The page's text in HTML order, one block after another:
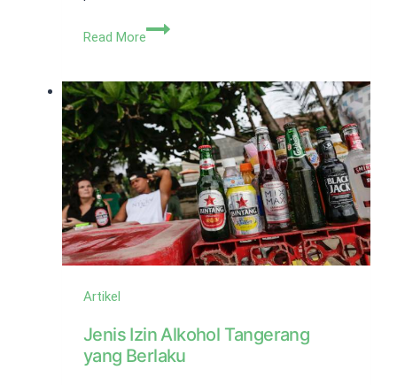
Read More
Jenis,
Manfaat
Pemindahan
Kepemilikan
Perusahaan
Artikel
Jenis Izin Alkohol Tangerang
yang Berlaku